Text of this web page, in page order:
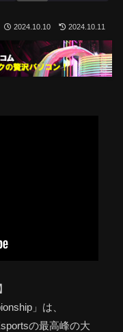
2024.10.10 2024.10.11
」は、
の最高峰の大